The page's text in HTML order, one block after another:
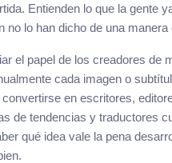
Entienden lo que la gente
no lo han dicho de una manera
el papel de los creadores de
cada imagen o
en escritores,
de tendencias y traductores
qué idea vale la pena